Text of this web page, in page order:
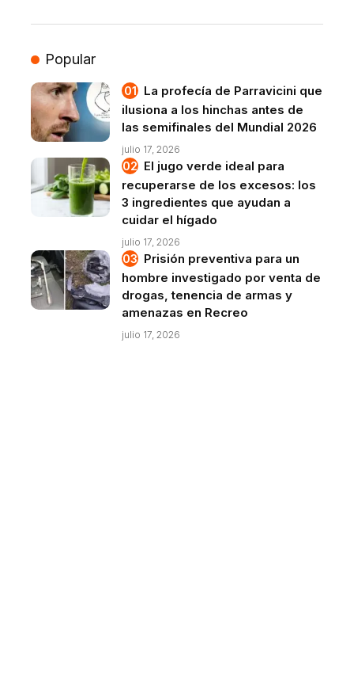
Popular
La profecía de Parravicini que
ilusiona a los hinchas antes de
las semifinales del Mundial 2026
julio 17, 2026
El jugo verde ideal para
recuperarse de los excesos: los
3 ingredientes que ayudan a
cuidar el hígado
julio 17, 2026
Prisión preventiva para un
hombre investigado por venta de
drogas, tenencia de armas y
amenazas en Recreo
julio 17, 2026